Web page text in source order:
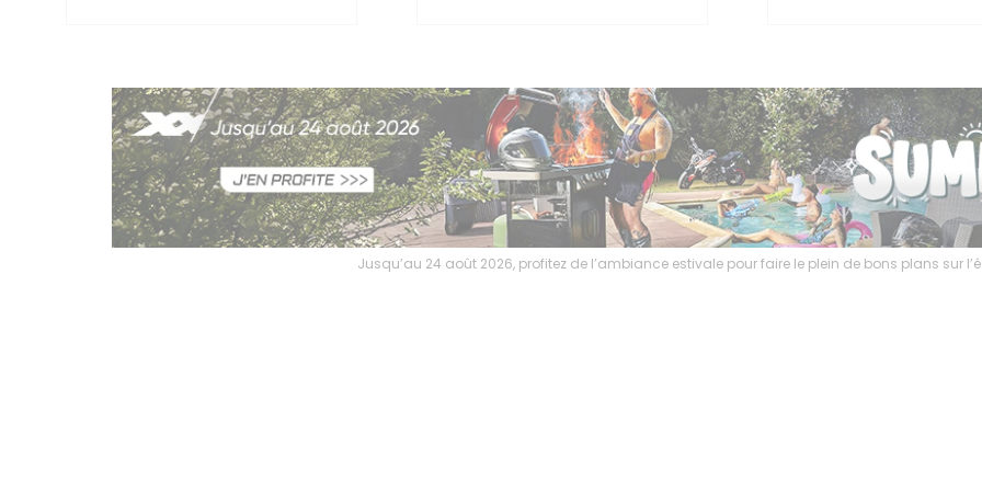
Jusqu’au 24 août 2026, profitez de l’ambiance estivale pour faire le plein de bons plans sur l’équipement